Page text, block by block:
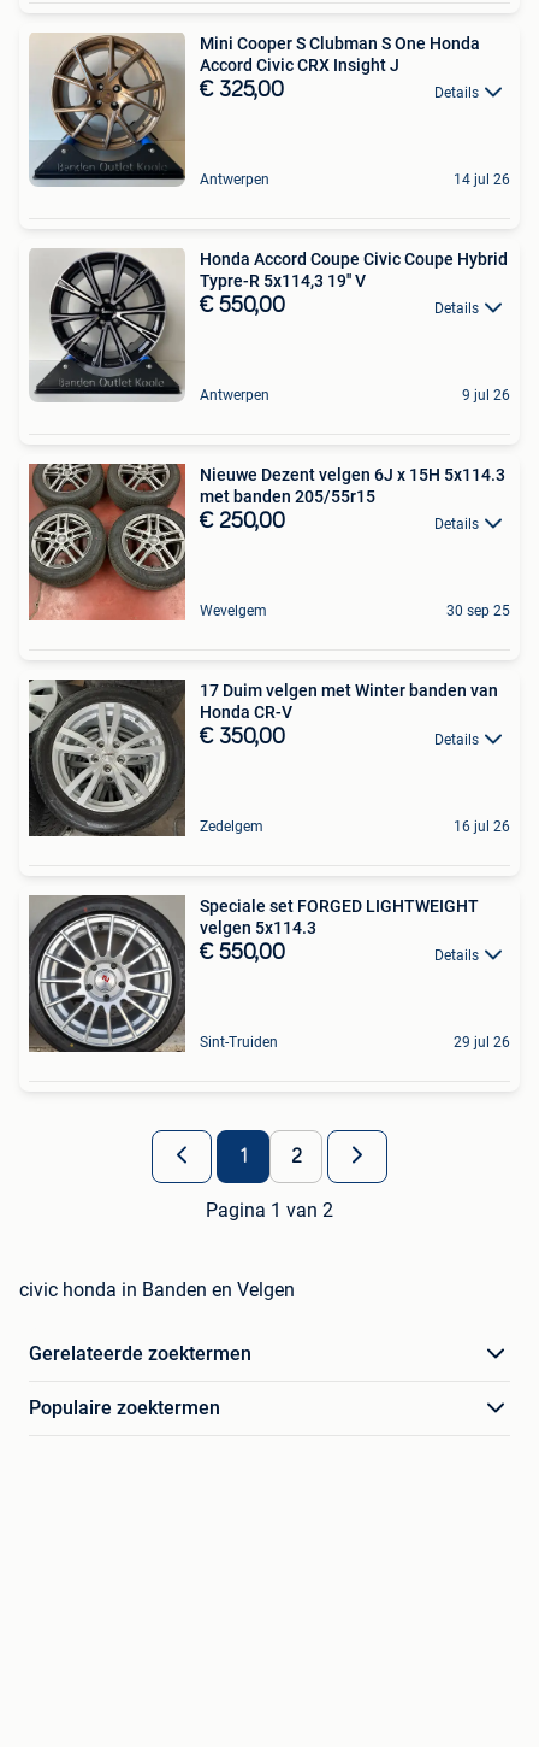
Mini Cooper S Clubman S One Honda
Accord Civic CRX Insight J
€ 325,00 Details
Antwerpen 14 jul 26
Honda Accord Coupe Civic Coupe Hybrid
Typre-R 5x114,3 19'' V
€ 550,00 Details
Antwerpen 9 jul 26
Nieuwe Dezent velgen 6J x 15H 5x114.3
met banden 205/55r15
€ 250,00 Details
Wevelgem 30 sep 25
17 Duim velgen met Winter banden van
Honda CR-V
€ 350,00 Details
Zedelgem 16 jul 26
Speciale set FORGED LIGHTWEIGHT
velgen 5x114.3
€ 550,00 Details
Sint-Truiden 29 jul 26
1 2
Pagina 1 van 2
civic honda in Banden en Velgen
Gerelateerde zoektermen
Populaire zoektermen